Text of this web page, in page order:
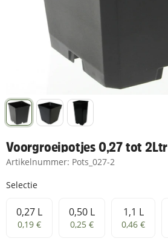
Voorgroeipotjes 0,27 tot 2Ltr
Artikelnummer: Pots_027-2
Selectie
0,27 L
0,27 L
0,19 €
0,50 L
0,50 L
0,25 €
1,1 L
1,1 L
0,46 €